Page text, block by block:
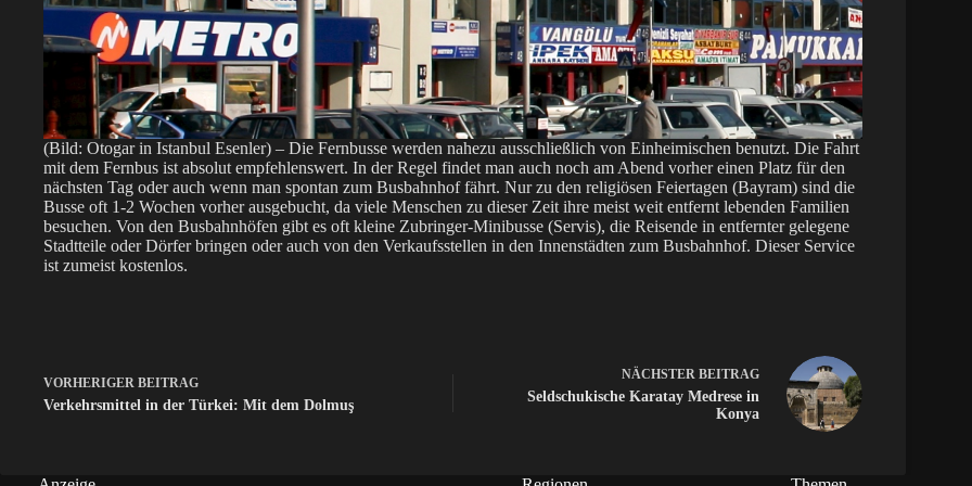
(Bild: Otogar in Istanbul Esenler) – Die Fernbusse werden nahezu ausschließlich von Einheimischen benutzt. Die Fahrt
mit dem Fernbus ist absolut empfehlenswert. In der Regel findet man auch noch am Abend vorher einen Platz für den
nächsten Tag oder auch wenn man spontan zum Busbahnhof fährt. Nur zu den religiösen Feiertagen (Bayram) sind die
Busse oft 1-2 Wochen vorher ausgebucht, da viele Menschen zu dieser Zeit ihre meist weit entfernt lebenden Familien
besuchen. Von den Busbahnhöfen gibt es oft kleine Zubringer-Minibusse (Servis), die Reisende in entfernter gelegene
Stadtteile oder Dörfer bringen oder auch von den Verkaufsstellen in den Innenstädten zum Busbahnhof. Dieser Service
ist zumeist kostenlos.
VORHERIGER BEITRAG
Verkehrsmittel in der Türkei: Mit dem Dolmuş
NÄCHSTER BEITRAG
Seldschukische Karatay Medrese in
Konya